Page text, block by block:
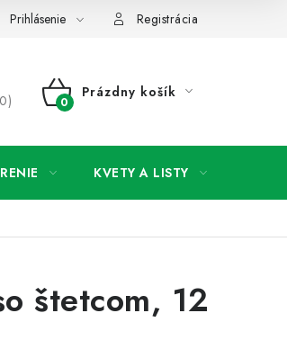
Ako získať lepšie ceny?
Prihlásenie Registrácia
NÁKUPNÝ
Prázdny košík
KVETY A LISTY
štetcom, 12